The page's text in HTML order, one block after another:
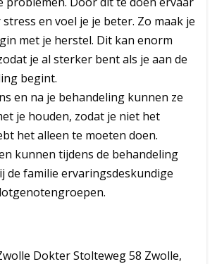
en voel je je beter. Zo maak je
met je herstel. Dit kan enorm
je al sterker bent als je aan de
begint.
en na je behandeling kunnen ze
je houden, zodat je niet het
het alleen te moeten doen.
kunnen tijdens de behandeling
de familie ervaringsdeskundige
Dokter Stolteweg 58 Zwolle,